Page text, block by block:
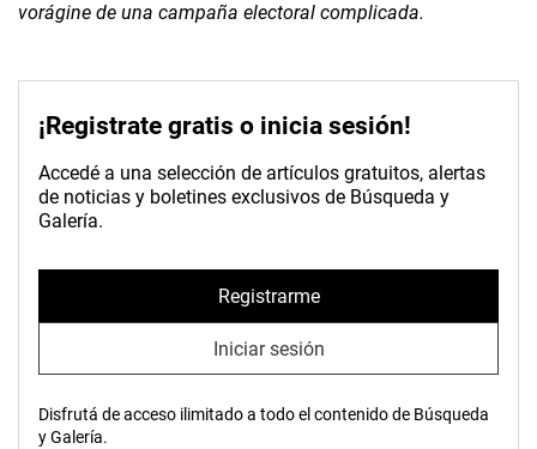
vorágine de una campaña electoral complicada.
¡Registrate gratis o inicia sesión!
Accedé a una selección de artículos gratuitos, alertas
de noticias y boletines exclusivos de Búsqueda y
Galería.
Registrarme
Iniciar sesión
Disfrutá de acceso ilimitado a todo el contenido de Búsqueda
y Galería.